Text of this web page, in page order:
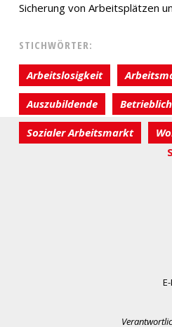
Sicherung von Arbeitsplätzen
STICHWÖRTER:
Arbeitslosigkeit
Auszubildende
Sozialer Arbeitsmarkt